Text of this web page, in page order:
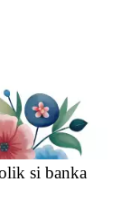
si banka